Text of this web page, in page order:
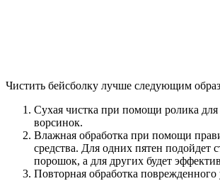
Чистить бейсболку лучше следующим
Сухая чистка при помощи ролика для
ворсинок.
Влажная обработка при помощи
средства. Для одних пятен подойдет
порошок, а для других будет
Повторная обработка поврежденного